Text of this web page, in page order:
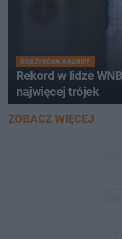
KOSZYKÓWKA KOBIET
Rekord w lidze
najwięcej trójek
ZOBACZ WIĘCEJ